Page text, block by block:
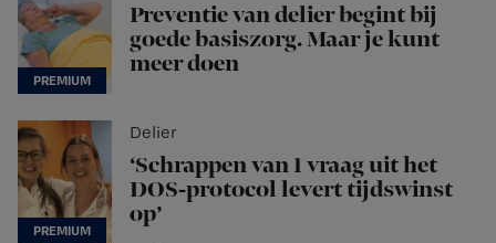
Preventie van delier begint bij
goede basiszorg. Maar je kunt
meer doen
Delier
‘Schrappen van 1 vraag uit het
DOS-protocol levert tijdswinst
op’